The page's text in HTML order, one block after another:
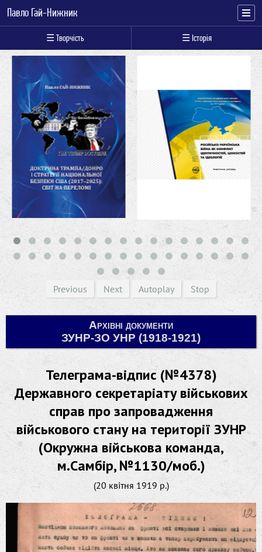
Павло Гай-Нижник
☰ Творчість ☰ Історія
Previous Next Autoplay Stop
Архівні документи
ЗУНР-ЗО УНР (1918-1921)
Телеграма-відпис (№4378)
Державного секретаріату військових
справ про запровадження
військового стану на території ЗУНР
(Окружна військова команда,
м.Самбір, №1130/моб.)
(20 квітня 1919 р.)